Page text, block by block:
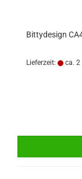
Bittydesign
Lieferzeit: ca. 2